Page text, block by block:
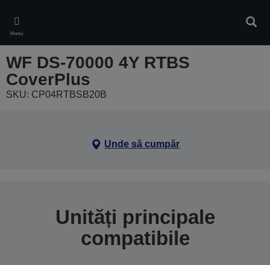
main
content
Meniu
WF DS-70000 4Y RTBS
CoverPlus
SKU: CP04RTBSB20B
Unde să cumpăr
Unități principale
compatibile